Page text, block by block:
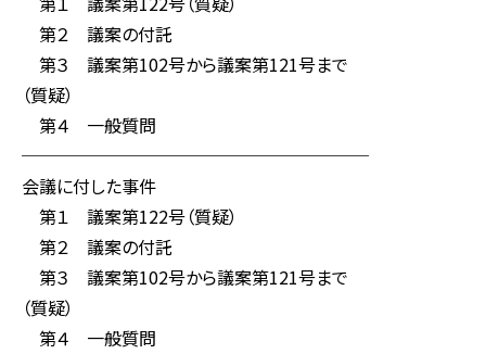
第２ 議案の付託
第３ 議案第102号から議案第121号まで
（質疑）
第４ 一般質問
────────────────────
会議に付した事件
第１ 議案第122号（質疑）
第２ 議案の付託
第３ 議案第102号から議案第121号まで
（質疑）
第４ 一般質問